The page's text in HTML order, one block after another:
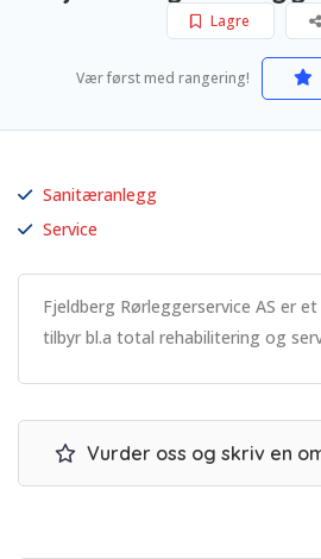
Lagre
Vær først med rangering!
Sanitæranlegg
Service
Fjeldberg Rørleggerservice AS er
tilbyr bl.a total rehabilitering og
Vurder oss og skriv en